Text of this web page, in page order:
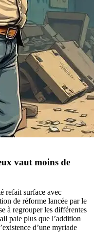
vaut moins de
refait surface avec
de réforme lancée par le
à regrouper les différentes
paie plus que l’addition
d’une myriade